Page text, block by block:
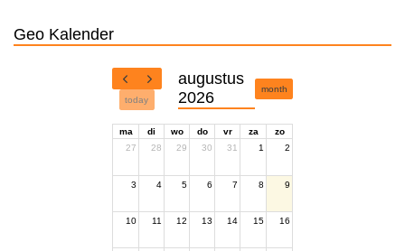
Geo Kalender
today
augustus
2026
month
ma di wo do vr za
zo
27
28 29 30 31 1 2
3 4 5 6 7 8 9
10 11 12 13 14 15 16